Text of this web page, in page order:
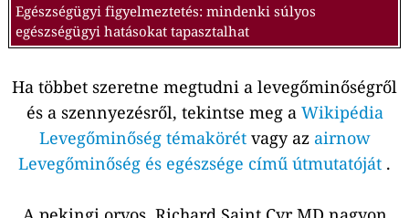
Egészségügyi figyelmeztetés: mindenki súlyos
egészségügyi hatásokat tapasztalhat
Ha többet szeretne megtudni a levegőminőségről
és a szennyezésről, tekintse meg a Wikipédia
Levegőminőség témakörétvagy az airnow
Levegőminőség és egészsége című útmutatóját .